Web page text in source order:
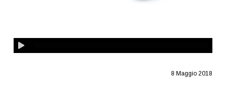
8 Maggio 2018